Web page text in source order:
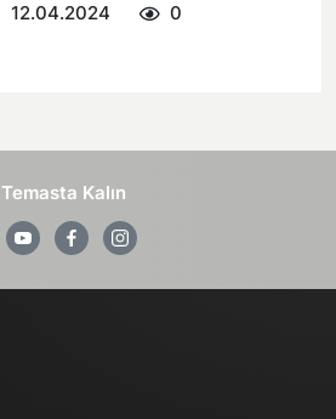
12.04.2024
0
Temasta Kalın